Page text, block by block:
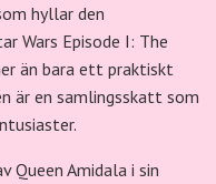
hyllar den
Wars Episode I: The
än bara ett praktiskt
är en samlingsskatt som
Queen Amidala i sin